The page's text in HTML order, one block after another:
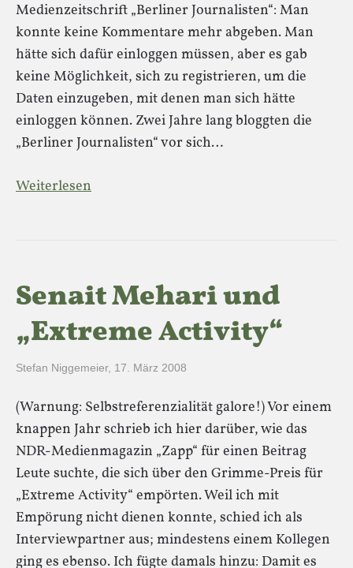
Medienzeitschrift „Berliner Journalisten“: Man
konnte keine Kommentare mehr abgeben. Man
hätte sich dafür einloggen müssen, aber es gab
keine Möglichkeit, sich zu registrieren, um die
Daten einzugeben, mit denen man sich hätte
einloggen können. Zwei Jahre lang bloggten die
„Berliner Journalisten“ vor sich…
Weiterlesen
Senait Mehari und
„Extreme Activity“
Stefan Niggemeier, 17. März 2008
(Warnung: Selbstreferenzialität galore!) Vor einem
knappen Jahr schrieb ich hier darüber, wie das
NDR-Medienmagazin „Zapp“ für einen Beitrag
Leute suchte, die sich über den Grimme-Preis für
„Extreme Activity“ empörten. Weil ich mit
Empörung nicht dienen konnte, schied ich als
Interviewpartner aus; mindestens einem Kollegen
ging es ebenso. Ich fügte damals hinzu: Damit es